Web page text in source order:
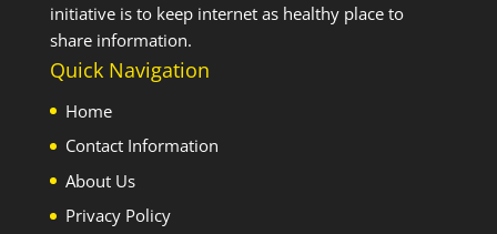
initiative is to keep internet as healthy place to
share information.
Quick Navigation
Home
Contact Information
About Us
Privacy Policy